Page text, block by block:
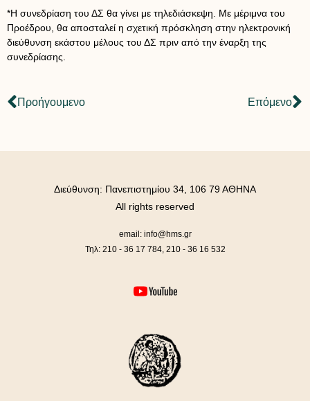
*Η συνεδρίαση του ΔΣ θα γίνει με τηλεδιάσκεψη. Με μέριμνα του
Προέδρου, θα αποσταλεί η σχετική πρόσκληση στην ηλεκτρονική
διεύθυνση εκάστου μέλους του ΔΣ πριν από την έναρξη της
συνεδρίασης.
Προήγουμενο Επόμενο
email: info@hms.gr
Τηλ: 210 - 36 17 784, 210 - 36 16 532
Διεύθυνση: Πανεπιστημίου 34, 106 79 ΑΘΗΝΑ
All rights reserved